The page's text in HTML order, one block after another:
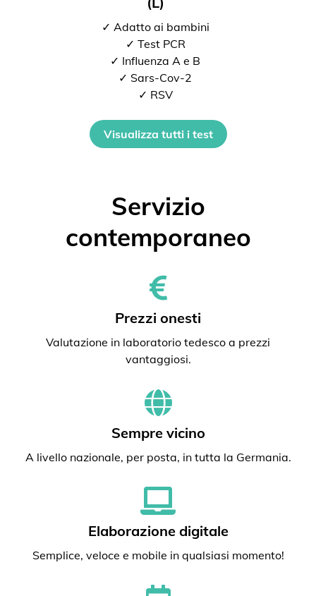
✓ Adatto ai bambini
✓ Test PCR
✓ Influenza A e B
✓ Sars-Cov-2
✓ RSV
Visualizza tutti i test
Servizio
contemporaneo
Prezzi onesti
Valutazione in laboratorio tedesco a prezzi
vantaggiosi.
Sempre vicino
A livello nazionale, per posta, in tutta la Germania.
Elaborazione digitale
Semplice, veloce e mobile in qualsiasi momento!